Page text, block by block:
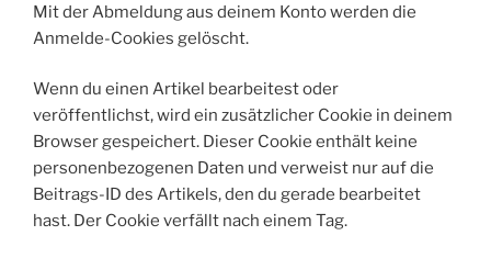
Mit der Abmeldung aus deinem Konto werden die
Anmelde-Cookies gelöscht.
Wenn du einen Artikel bearbeitest oder
veröffentlichst, wird ein zusätzlicher Cookie in deinem
Browser gespeichert. Dieser Cookie enthält keine
personenbezogenen Daten und verweist nur auf die
Beitrags-ID des Artikels, den du gerade bearbeitet
hast. Der Cookie verfällt nach einem Tag.